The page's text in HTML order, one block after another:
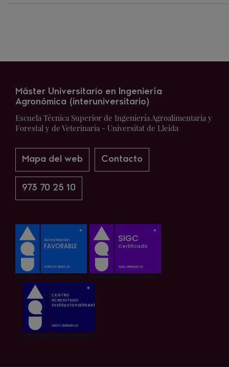
Máster Universitario en Ingeniería
Agronómica (interuniversitario)
Escuela Técnica Superior de Ingeniería Agroalimentaria y
Forestal y de Veterinaria - Universitat de Lleida
Mapa del web Contacto
973 70 25 10